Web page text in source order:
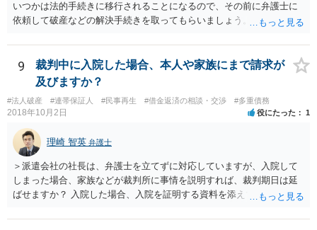
いつかは法的手続きに移行されることになるので、その前に弁護士に
依頼して破産などの解決手続きを取ってもらいましょう。
9
裁判中に入院した場合、本人や家族にまで請求が
及びますか？
#法人破産 #連帯保証人 #民事再生 #借金返済の相談・交渉 #多重債務
2018年10月2日 役にたった 1
理崎 智英 弁護士
＞派遣会社の社長は、弁護士を立てずに対応していますが、入院して
しまった場合、家族などが裁判所に事情を説明すれば、裁判期日は延
ばせますか？ 入院した場合、入院を証明する資料を添えて、裁判所に
書けない、意識が無い場合など、弁護士ではなく家族などの代理人が